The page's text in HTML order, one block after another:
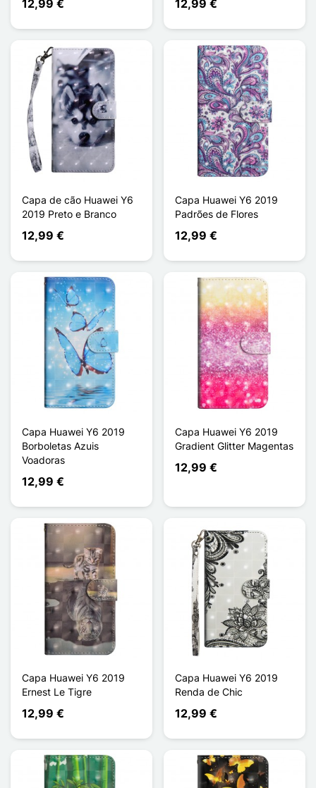
12,99 € 12,99 €
Capa de cão Huawei Y6
2019 Preto e Branco
12,99 €
Capa Huawei Y6 2019
Padrões de Flores
12,99 €
Capa Huawei Y6 2019
Borboletas Azuis
Voadoras
12,99 €
Capa Huawei Y6 2019
Gradient Glitter Magentas
12,99 €
Capa Huawei Y6 2019
Ernest Le Tigre
12,99 €
Capa Huawei Y6 2019
Renda de Chic
12,99 €